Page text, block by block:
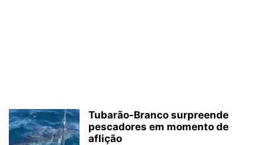
Tubarão-Branco surpreende
pescadores em momento de
aflição